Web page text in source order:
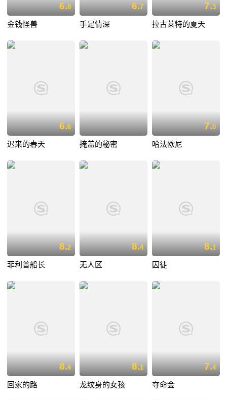
6.8
金钱怪兽
6.7
手足情深
7.3
拉古莱特的夏天
6.6
迟来的春天 掩盖的秘密
7.0
哈法欧尼
8.2
菲利普船长
8.4
无人区
8.1
囚徒
8.4
回家的路
8.1
龙纹身的女孩
7.4
夺命金